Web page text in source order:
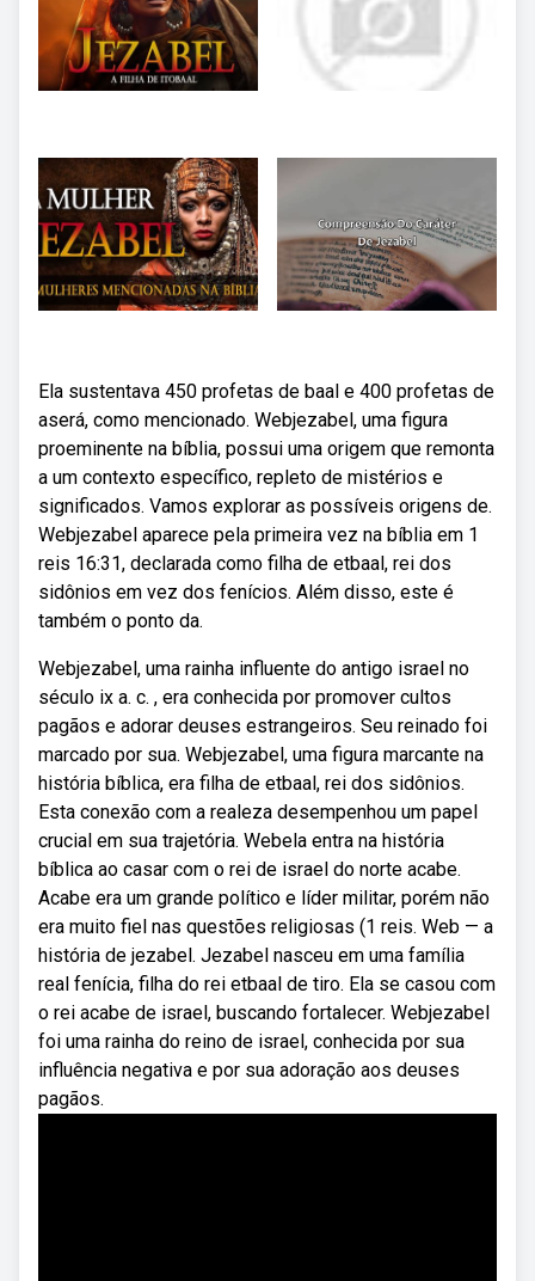
Ela sustentava 450 profetas de baal e 400 profetas de
aserá, como mencionado. Webjezabel, uma figura
proeminente na bíblia, possui uma origem que remonta
a um contexto específico, repleto de mistérios e
significados. Vamos explorar as possíveis origens de.
Webjezabel aparece pela primeira vez na bíblia em 1
reis 16:31, declarada como filha de etbaal, rei dos
sidônios em vez dos fenícios. Além disso, este é
também o ponto da.
Webjezabel, uma rainha influente do antigo israel no
século ix a. c. , era conhecida por promover cultos
pagãos e adorar deuses estrangeiros. Seu reinado foi
marcado por sua. Webjezabel, uma figura marcante na
história bíblica, era filha de etbaal, rei dos sidônios.
Esta conexão com a realeza desempenhou um papel
crucial em sua trajetória. Webela entra na história
bíblica ao casar com o rei de israel do norte acabe.
Acabe era um grande político e líder militar, porém não
era muito fiel nas questões religiosas (1 reis. Web — a
história de jezabel. Jezabel nasceu em uma família
real fenícia, filha do rei etbaal de tiro. Ela se casou com
o rei acabe de israel, buscando fortalecer. Webjezabel
foi uma rainha do reino de israel, conhecida por sua
influência negativa e por sua adoração aos deuses
pagãos.